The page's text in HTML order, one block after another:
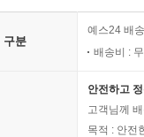
구분
예스24 배송
배송비 :
안전하고
고객님께
목적 : 안전